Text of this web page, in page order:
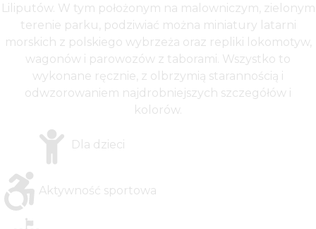
Liliputów. W tym położonym na malowniczym, zielonym
terenie parku, podziwiać można miniatury latarni
morskich z polskiego wybrzeża oraz repliki lokomotyw,
wagonów i parowozów z taborami. Wszystko to
wykonane ręcznie, z olbrzymią starannością i
odwzorowaniem najdrobniejszych szczegółów i
kolorów.
Dla dzieci
Aktywność sportowa